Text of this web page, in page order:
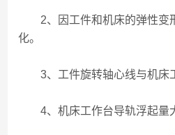
2、因工件和机床的弹性变
化。
3、工件旋转轴心线与机床工
4、机床工作台导轨浮起量